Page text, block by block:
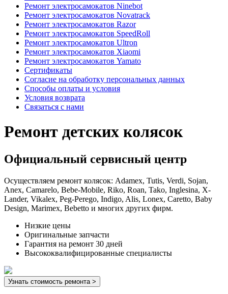
Ремонт электросамокатов Ninebot
Ремонт электросамокатов Novatrack
Ремонт электросамокатов Razor
Ремонт электросамокатов SpeedRoll
Ремонт электросамокатов Ultron
Ремонт электросамокатов Xiaomi
Ремонт электросамокатов Yamato
Сертификаты
Согласие на обработку персональных данных
Способы оплаты и условия
Условия возврата
Связаться с нами
Ремонт детских колясок
Официальный сервисный центр
Осуществляем ремонт колясок: Adamex, Tutis, Verdi, Sojan,
Anex, Camarelo, Bebe-Mobile, Riko, Roan, Tako, Inglesina, X-
Lander, Vikalex, Peg-Perego, Indigo, Alis, Lonex, Caretto, Baby
Design, Marimex, Bebetto и многих других фирм.
Низкие цены
Оригинальные запчасти
Гарантия на ремонт 30 дней
Высококвалифицированные специалисты
Узнать стоимость ремонта >